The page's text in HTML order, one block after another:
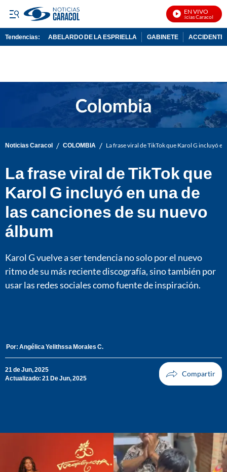
EN VIVO
Noticias Caracol En
Tendencias: ABELARDO DE LA ESPRIELLA GABINETE ACCIDENTE
Noticias Caracol / COLOMBIA / La frase viral de TikTok que Karol G incluyó
La frase viral de TikTok que
Karol G incluyó en una de
las canciones de su nuevo
álbum
Karol G vuelve a ser tendencia no solo por el nuevo
ritmo de su más reciente discografía, sino también por
usar las redes sociales como fuente de inspiración.
Por: Angélica Yelithssa Morales C.
21 de Jun, 2025
Actualizado: 21 De Jun, 2025